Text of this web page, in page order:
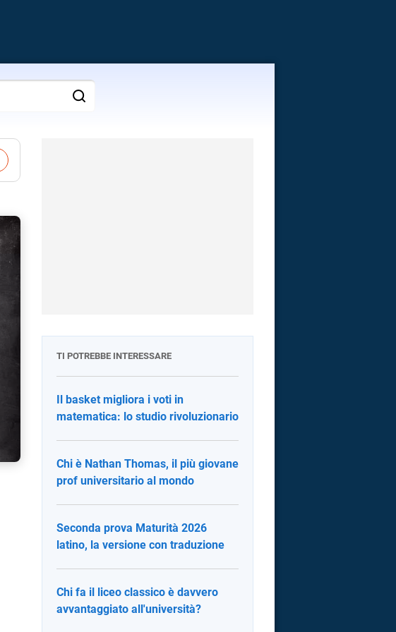
TI POTREBBE INTERESSARE
Il basket migliora i voti in
matematica: lo studio rivoluzionario
Chi è Nathan Thomas, il più giovane
prof universitario al mondo
Seconda prova Maturità 2026
latino, la versione con traduzione
Chi fa il liceo classico è davvero
avvantaggiato all'università?